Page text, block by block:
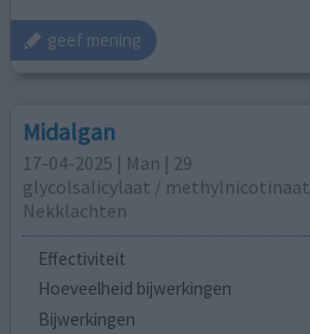
geef mening
Midalgan
17-04-2025 | Man | 29
glycolsalicylaat / methylnicotinaat
Nekklachten
Effectiviteit
Hoeveelheid bijwerkingen
Bijwerkingen